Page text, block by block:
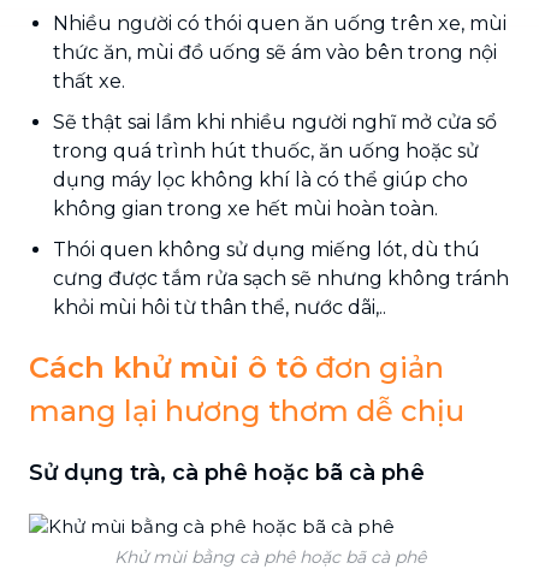
Nhiều người có thói quen ăn uống trên xe, mùi
thức ăn, mùi đồ uống sẽ ám vào bên trong nội
thất xe.
Sẽ thật sai lầm khi nhiều người nghĩ mở cửa sổ
trong quá trình hút thuốc, ăn uống hoặc sử
dụng máy lọc không khí là có thể giúp cho
không gian trong xe hết mùi hoàn toàn.
Thói quen không sử dụng miếng lót, dù thú
cưng được tắm rửa sạch sẽ nhưng không tránh
khỏi mùi hôi từ thân thể, nước dãi,..
Cách khử mùi ô tô đơn giản
mang lại hương thơm dễ chịu
Sử dụng trà, cà phê hoặc bã cà phê
Khử mùi bằng cà phê hoặc bã cà phê